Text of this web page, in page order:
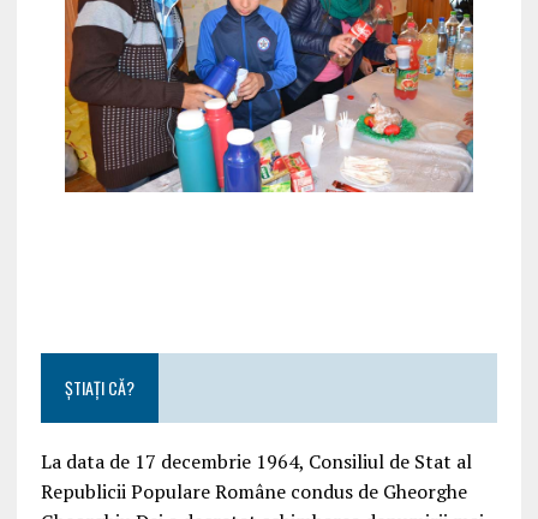
ȘTIAȚI CĂ?
La data de 17 decembrie 1964, Consiliul de Stat al
Republicii Populare Române condus de Gheorghe